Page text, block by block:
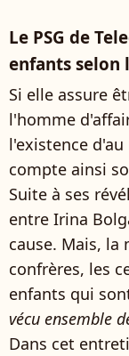
Le PSG de
enfants selon
Si elle assure
l'homme
l'existence
compte ainsi
Suite à ses
entre Irina
cause. Mais, la
confrères, les
enfants qui
vécu ensemble
Dans cet